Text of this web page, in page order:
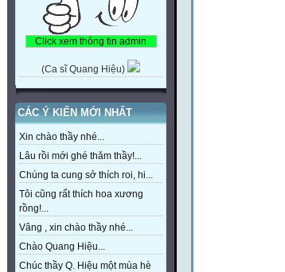
(Ca sĩ Quang Hiệu)
CÁC Ý KIẾN MỚI NHẤT
Xin chào thầy nhé...
Lâu rồi mới ghé thăm thầy!...
Chúng ta cung sở thích roi, hi...
Tôi cũng rất thích hoa xương
rồng!...
Vâng , xin chào thầy nhé...
Chào Quang Hiệu...
Chúc thầy Q. Hiệu một mùa hè